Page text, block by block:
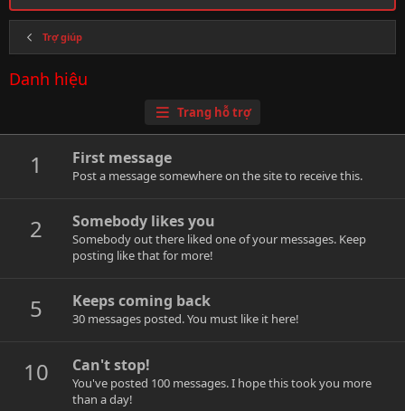
Trợ giúp
Danh hiệu
Trang hỗ trợ
1 First message
Post a message somewhere on the site to receive this.
2 Somebody likes you
Somebody out there liked one of your messages. Keep
posting like that for more!
5 Keeps coming back
30 messages posted. You must like it here!
10 Can't stop!
You've posted 100 messages. I hope this took you more
than a day!